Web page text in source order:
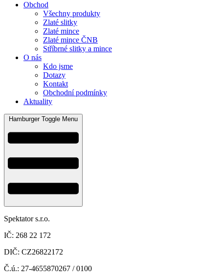
Obchod
Všechny produkty
Zlaté slitky
Zlaté mince
Zlaté mince ČNB
Stříbrné slitky a mince
O nás
Kdo jsme
Dotazy
Kontakt
Obchodní podmínky
Aktuality
Hamburger Toggle Menu
Spektator s.r.o.
IČ: 268 22 172
DIČ: CZ26822172
Č.ú.: 27-4655870267 / 0100